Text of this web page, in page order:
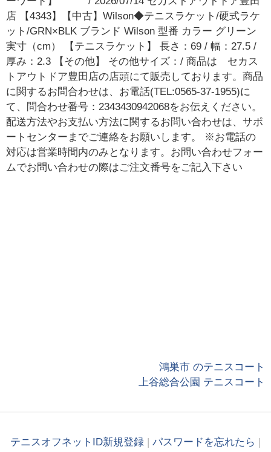
店 【4343】【中古】Wilson◆テニスラケット/硬式ラケ
ット/GRN×BLK ブランド Wilson 型番 カラー グリーン
実寸（cm） 【テニスラケット】 長さ：69 / 幅：27.5 /
厚み：2.3 【その他】 その他サイズ：/ 商品は セカス
トアウトドア豊田店の店頭にて販売しております。商品
に関するお問合わせは、お電話(TEL:0565-37-1955)に
て、問合わせ番号：2343430942068をお伝えください。
配送方法やお支払い方法に関するお問い合わせは、サポ
ートセンターまでご連絡をお願いします。 ※お電話の
対応は営業時間内のみとなります。お問い合わせフォー
ムでお問い合わせの際はご注文番号をご記入下さい
鴻巣市 のテニスコート
上谷総合公園 テニスコート
テニスオフネットID新規登録 | パスワードを忘れたら |